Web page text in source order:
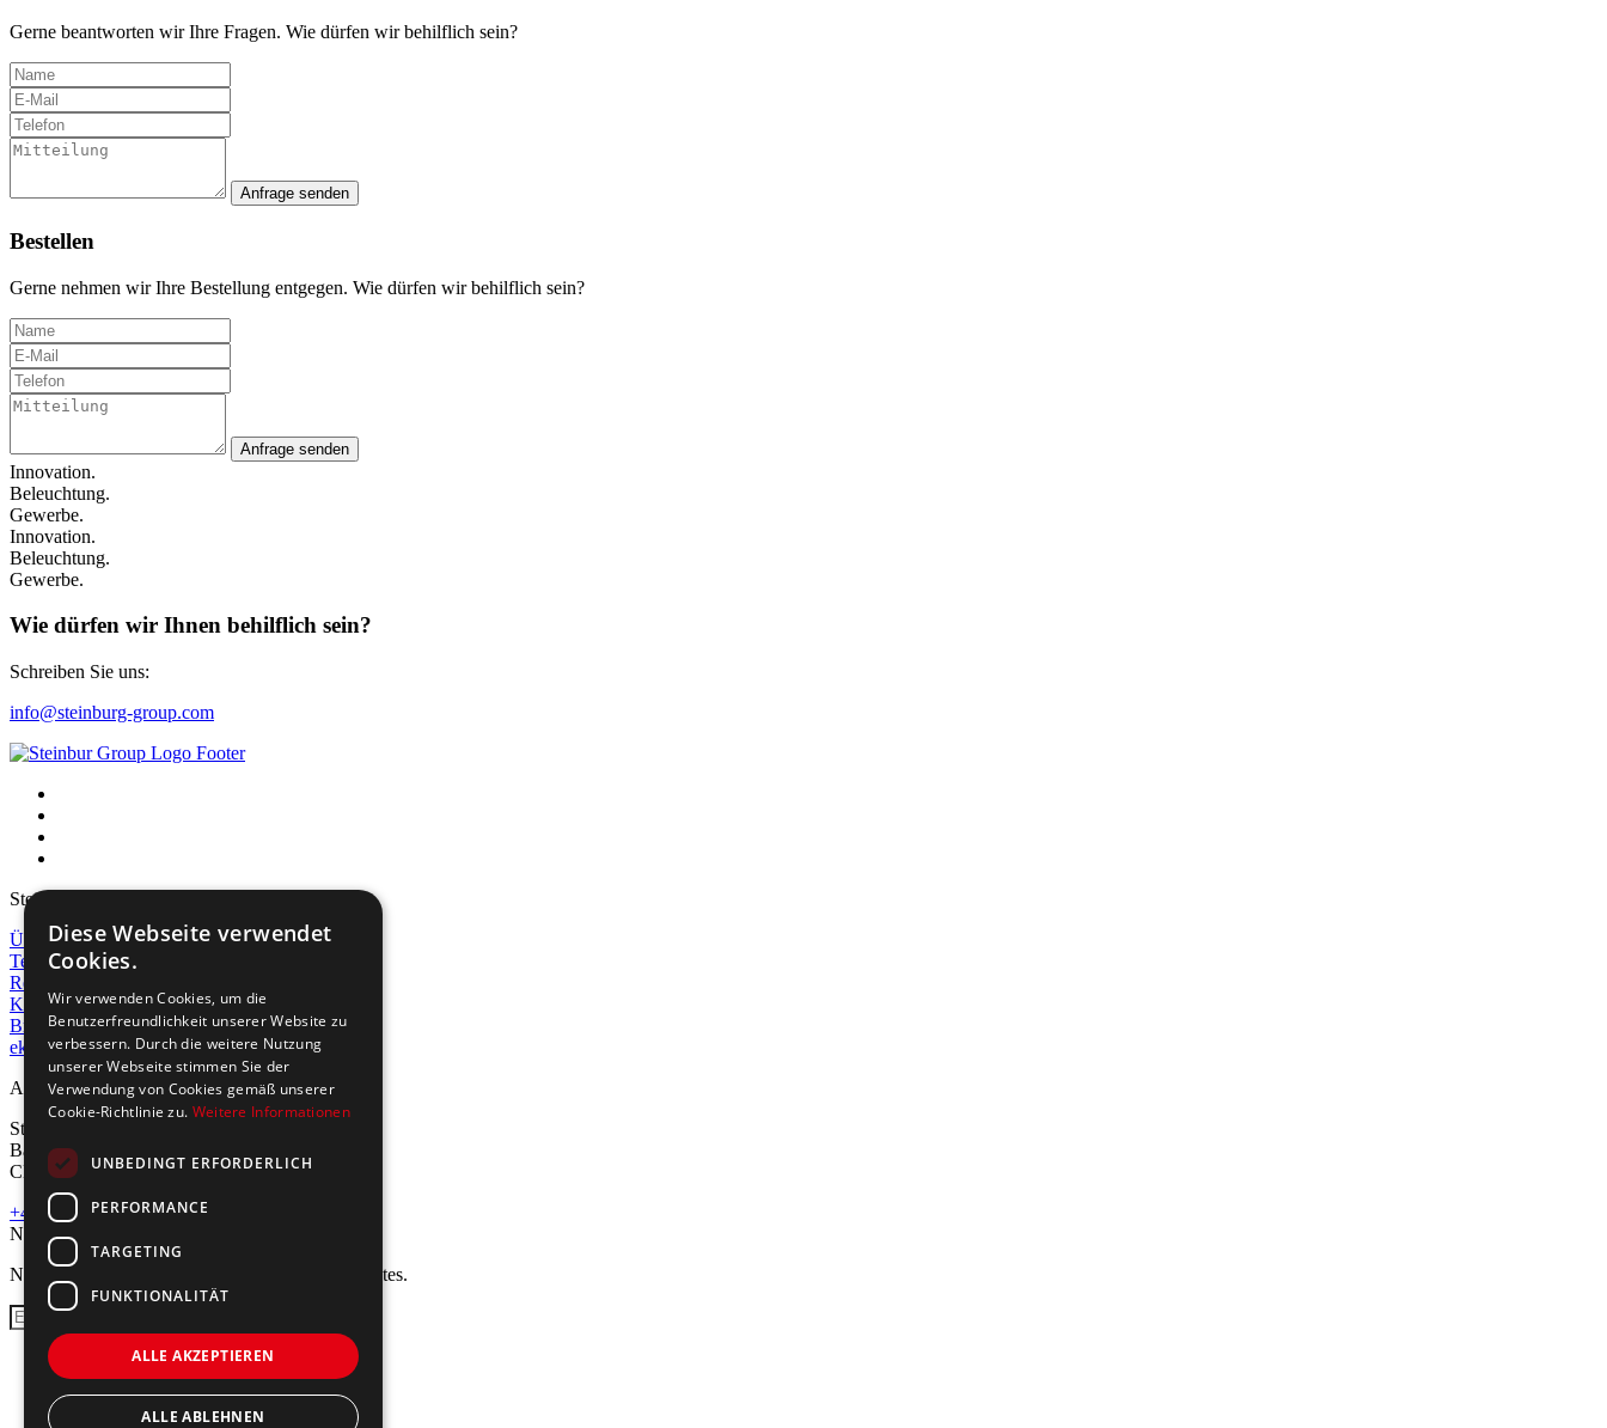
Gerne beantworten wir Ihre Fragen. Wie dürfen wir behilflich sein?
Anfrage senden
Bestellen
Gerne nehmen wir Ihre Bestellung entgegen. Wie dürfen wir behilflich sein?
Anfrage senden
Innovation.
Beleuchtung.
Gewerbe.
Innovation.
Beleuchtung.
Gewerbe.
Wie dürfen wir Ihnen behilflich sein?
Schreiben Sie uns:
info@steinburg-group.com
Steinburg Group
Über uns
Team
Referenzen
Kontakt
Broschüre
ekko acoustics
Adresse
Steinburg Group GmbH
Badenerstrasse 122
CH-5466 Kaiserstuhl
+41 43 433 00 25
Newsletter
Newsletter abonnieren für Neuigkeiten und Updates.
Impressum
Datenschutz
AGB
Diese Webseite verwendet
Cookies.
Wir verwenden Cookies, um die
Benutzerfreundlichkeit unserer Website zu
verbessern. Durch die weitere Nutzung
unserer Webseite stimmen Sie der
Verwendung von Cookies gemäß unserer
Cookie-Richtlinie zu. Weitere Informationen
UNBEDINGT ERFORDERLICH
PERFORMANCE
TARGETING
FUNKTIONALITÄT
ALLE AKZEPTIEREN
ALLE ABLEHNEN